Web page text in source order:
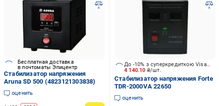
Бесплатная доставка
в почтоматы Эпицентр
Стабилизатор напряжения
Aruna SD 500 (4823121303838)
оценить
4 140.10 ₴/шт.
До -10% з суперкредиткою Visa Вигода
Стабилизатор напряжения Forte
TDR-2000VA 22650
оценить